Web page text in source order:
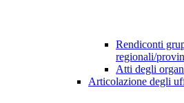
Rendiconti
regionali/
Atti degli
Articolazione degli